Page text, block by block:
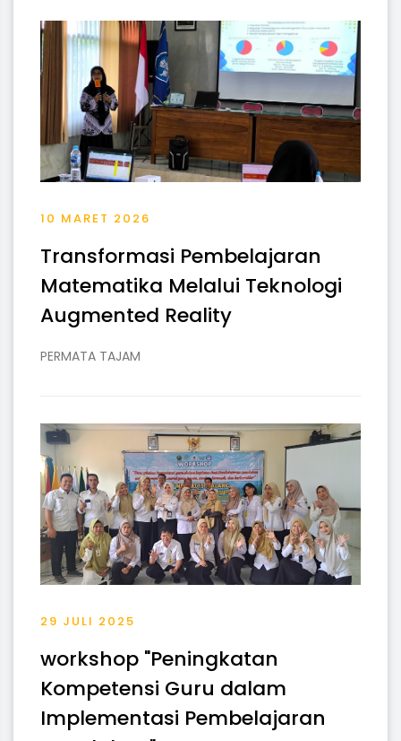
10 MARET 2026
Transformasi Pembelajaran
Matematika Melalui Teknologi
Augmented Reality
PERMATA TAJAM
29 JULI 2025
workshop "Peningkatan
Kompetensi Guru dalam
Implementasi Pembelajaran